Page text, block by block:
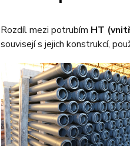
Rozdíl mezi potrubím HT
souvisejí s jejich konstrukcí,